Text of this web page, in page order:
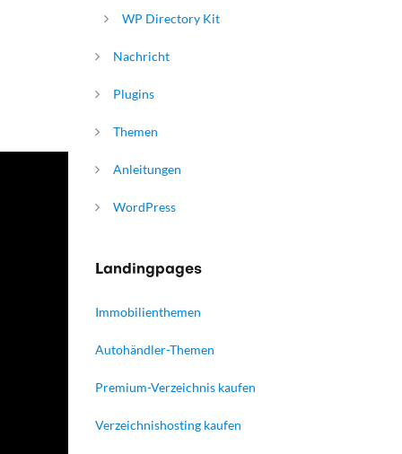
WP Directory Kit
Nachricht
Plugins
Themen
Anleitungen
WordPress
Landingpages
Immobilienthemen
Autohändler-Themen
Premium-Verzeichnis kaufen
Verzeichnishosting kaufen